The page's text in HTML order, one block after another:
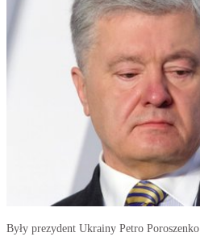
Były prezydent Ukrainy Petro Poroszenko